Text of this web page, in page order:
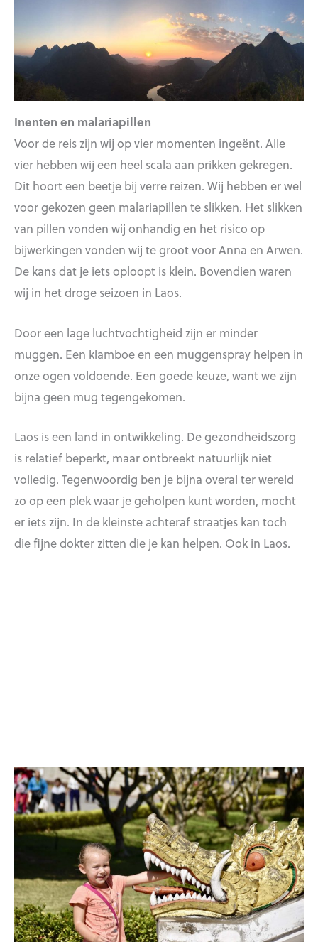
Inenten en malariapillen
Voor de reis zijn wij op vier momenten ingeënt. Alle
vier hebben wij een heel scala aan prikken gekregen.
Dit hoort een beetje bij verre reizen. Wij hebben er wel
voor gekozen geen malariapillen te slikken. Het slikken
van pillen vonden wij onhandig en het risico op
bijwerkingen vonden wij te groot voor Anna en Arwen.
De kans dat je iets oploopt is klein. Bovendien waren
wij in het droge seizoen in Laos.
Door een lage luchtvochtigheid zijn er minder
muggen. Een klamboe en een muggenspray helpen in
onze ogen voldoende. Een goede keuze, want we zijn
bijna geen mug tegengekomen.
Laos is een land in ontwikkeling. De gezondheidszorg
is relatief beperkt, maar ontbreekt natuurlijk niet
volledig. Tegenwoordig ben je bijna overal ter wereld
zo op een plek waar je geholpen kunt worden, mocht
er iets zijn. In de kleinste achteraf straatjes kan toch
die fijne dokter zitten die je kan helpen. Ook in Laos.